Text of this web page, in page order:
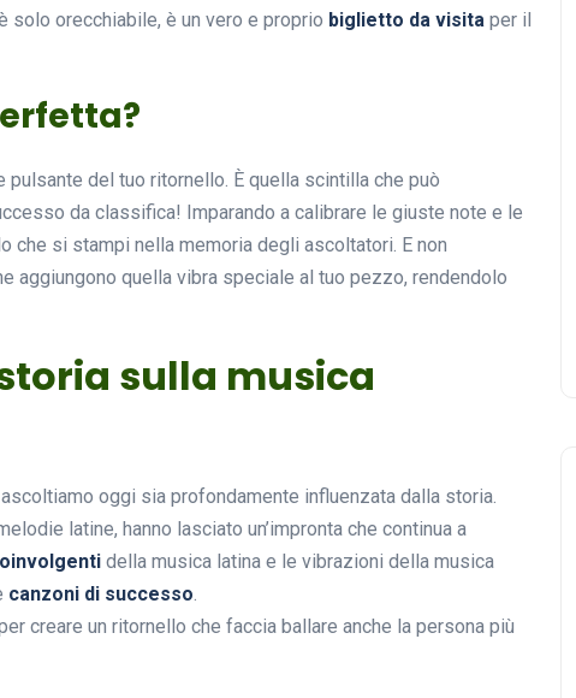
solo orecchiabile, è un vero e proprio biglietto da visita per il
pulsante del tuo ritornello. È quella scintilla che può
da classifica! Imparando a calibrare le giuste note e le
che si stampi nella memoria degli ascoltatori. E non
aggiungono quella vibra speciale al tuo pezzo, rendendolo
sulla musica
oggi sia profondamente influenzata dalla storia.
latine, hanno lasciato un’impronta che continua a
della musica latina e le vibrazioni della musica
canzoni di successo.
creare un ritornello che faccia ballare anche la persona più
Musicoterapia: un
approccio innovativo per la
cura dei disturbi del sonno
18 Febbraio 2025